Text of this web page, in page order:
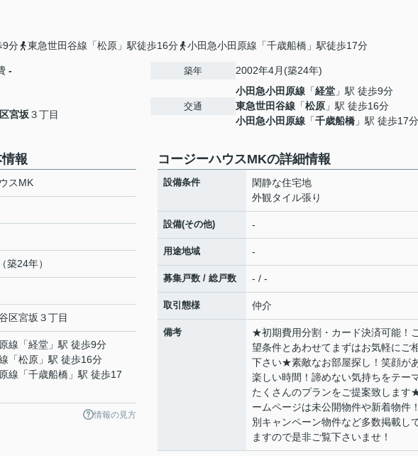
9分
東急世田谷線「松原」駅徒歩16分 小田急小田原線「千歳船橋」駅徒歩17分
-
宮坂 ３丁目
築年 2002年4月(築24年)
交通
小田急小田原線 「経堂 」駅 徒歩9分
東急世田谷線 「松原 」駅 徒歩16分
小田急小田原線 「千歳船橋 」駅 徒歩17分
報
スMK
築24年）
区宮坂 ３丁目
線 「経堂 」駅 徒歩9分
「松原 」駅 徒歩16分
線 「千歳船橋 」駅 徒歩17
情報の見方
コージーハウスMKの詳細情報
設備条件
閑静な住宅地
外観タイル張り
設備(その他) -
用途地域 -
募集戸数 / 総戸数 - / -
取引態様 仲介
備考
★初期費用分割・カード決済可能！
望条件とあわせてまずはお気軽にご
下さい★素敵なお部屋探し！笑顔が
楽しい時間！諦めない気持ちをテー
たくさんのプランをご提案致します
ームページは未公開物件や新着物件
別キャンペーン物件など多数掲載し
ますので是非ご覧下さいませ！